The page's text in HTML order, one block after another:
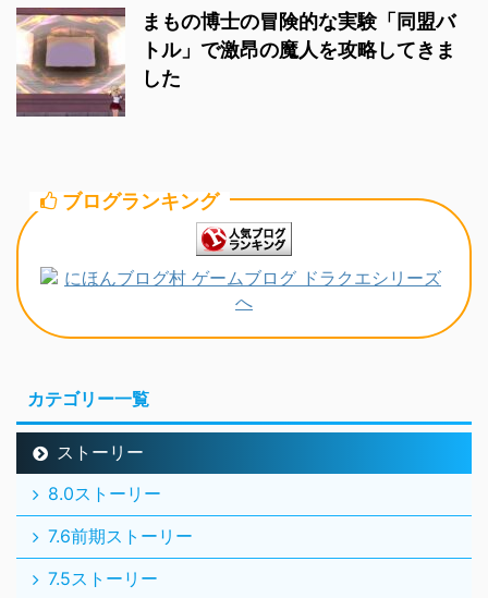
まもの博士の冒険的な実験「同盟バ
トル」で激昂の魔人を攻略してきま
した
ブログランキング
カテゴリー一覧
ストーリー
8.0ストーリー
7.6前期ストーリー
7.5ストーリー